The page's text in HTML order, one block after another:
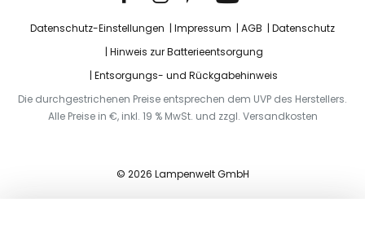
Datenschutz-Einstellungen Impressum AGB
Datenschutz
Hinweis zur Batterieentsorgung
Entsorgungs- und Rückgabehinweis
Die durchgestrichenen Preise entsprechen dem UVP des Herstellers.
Alle Preise in €, inkl. 19 % MwSt. und zzgl. Versandkosten
© 2026 Lampenwelt GmbH